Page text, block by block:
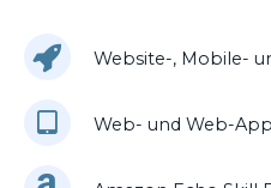
Website-, Mobile-
Web- und Web-